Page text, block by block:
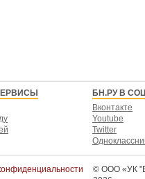
БН.РУ В
Вконтакте
Youtube
Twitter
© ООО «УК